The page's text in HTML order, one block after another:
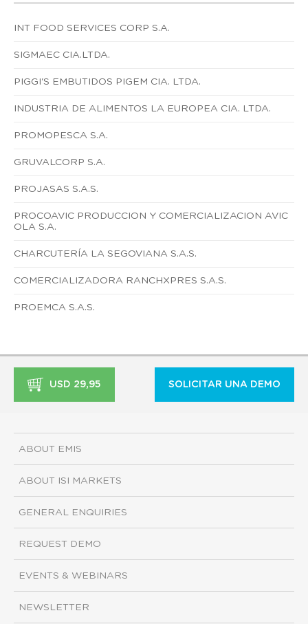
INT FOOD SERVICES CORP S.A.
SIGMAEC CIA.LTDA.
PIGGI'S EMBUTIDOS PIGEM CIA. LTDA.
INDUSTRIA DE ALIMENTOS LA EUROPEA CIA. LTDA.
PROMOPESCA S.A.
GRUVALCORP S.A.
PROJASAS S.A.S.
PROCOAVIC PRODUCCION Y COMERCIALIZACION AVIC
OLA S.A.
CHARCUTERÍA LA SEGOVIANA S.A.S.
COMERCIALIZADORA RANCHXPRES S.A.S.
PROEMCA S.A.S.
USD 29,95 SOLICITAR UNA DEMO
ABOUT EMIS
ABOUT ISI MARKETS
GENERAL ENQUIRIES
REQUEST DEMO
EVENTS & WEBINARS
NEWSLETTER